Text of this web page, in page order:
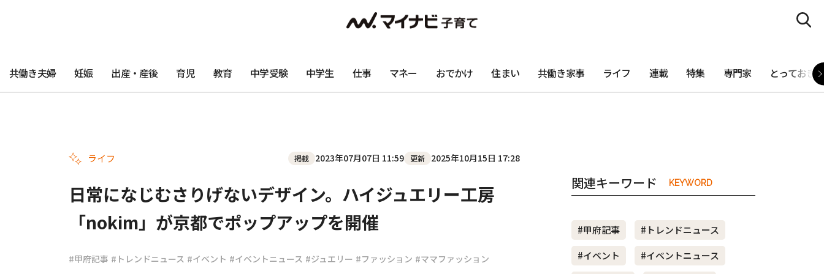
共働き夫婦 妊娠 出産・産後 育児 教育 中学受験 中学生 仕事 マネー おでかけ 住まい 共働き家事 ライフ 連載 特集 専門家 とっておき
ライフ 掲載 2023年07月07日 11:59 更新 2025年10月15日 17:28
日常になじむさりげないデザイン。ハイジュエリー工房
「nokim」が京都でポップアップを開催
#甲府記事 #トレンドニュース #イベント #イベントニュース #ジュエリー #ファッション #ママファッション
関連キーワード KEYWORD
#甲府記事
#トレンドニュース
#イベント
#イベントニュース